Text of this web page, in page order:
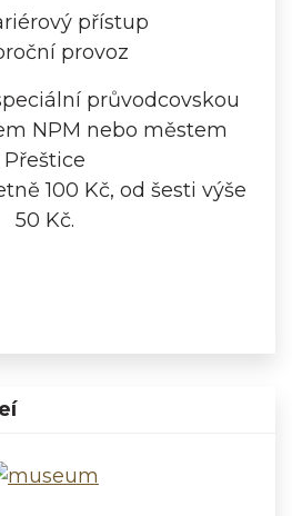
přístup
provoz
průvodcovskou
NPM nebo městem
Přeštice
100 Kč, od šesti výše
50 Kč.